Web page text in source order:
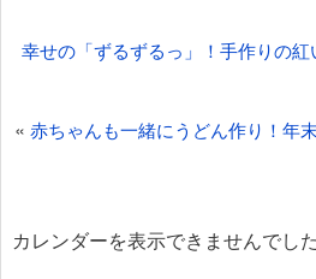
投
ナ
ー
幸せの「ずるずるっ」！手作りの
«赤ちゃんも一緒にうどん作り！年
カレンダーを表示できませんでした